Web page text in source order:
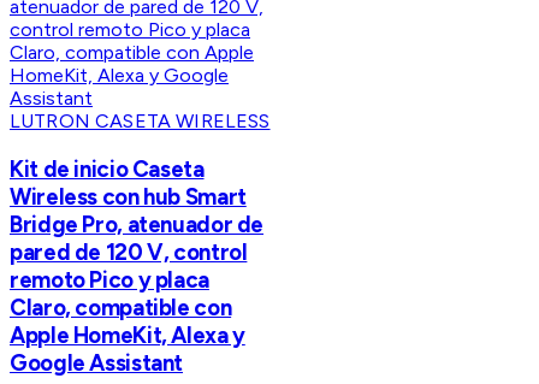
LUTRON CASETA WIRELESS
Kit de inicio Caseta
Wireless con hub Smart
Bridge Pro, atenuador de
pared de 120 V, control
remoto Pico y placa
Claro, compatible con
Apple HomeKit, Alexa y
Google Assistant